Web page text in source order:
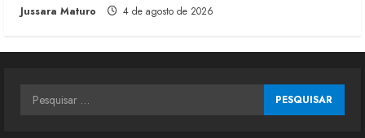
Jussara Maturo 4 de agosto de 2026
Pesquisar